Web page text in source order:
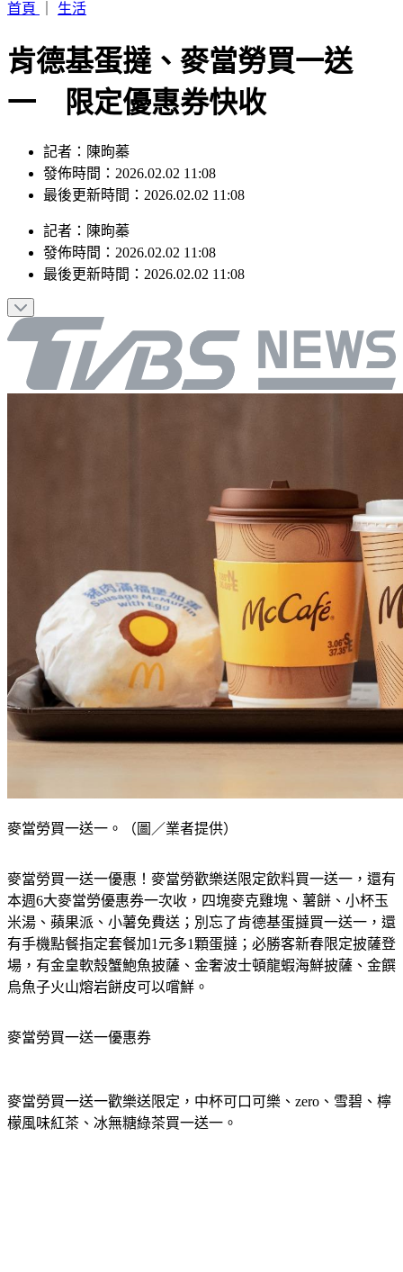
首頁
生活
​​​​​​​肯德基蛋撻、麥當勞買一送
一 限定優惠券快收
記者：陳昫蓁
發佈時間：2026.02.02 11:08
最後更新時間：2026.02.02 11:08
記者 ： 陳昫蓁
發佈時間： 2026.02.02 11:08
最後更新時間： 2026.02.02 11:08
麥當勞買一送一。（圖／業者提供）
麥當勞買一送一優惠！麥當勞歡樂送限定飲料買一送一，還有
本週6大麥當勞優惠券一次收，四塊麥克雞塊、薯餅、小杯玉
米湯、蘋果派、小薯免費送；別忘了肯德基蛋撻買一送一，還
有手機點餐指定套餐加1元多1顆蛋撻；必勝客新春限定披薩登
場，有金皇軟殼蟹鮑魚披薩、金奢波士頓龍蝦海鮮披薩、金饌
烏魚子火山熔岩餅皮可以嚐鮮。
麥當勞買一送一優惠券
麥當勞買一送一歡樂送限定，中杯可口可樂、zero、雪碧、檸
檬風味紅茶、冰無糖綠茶買一送一。